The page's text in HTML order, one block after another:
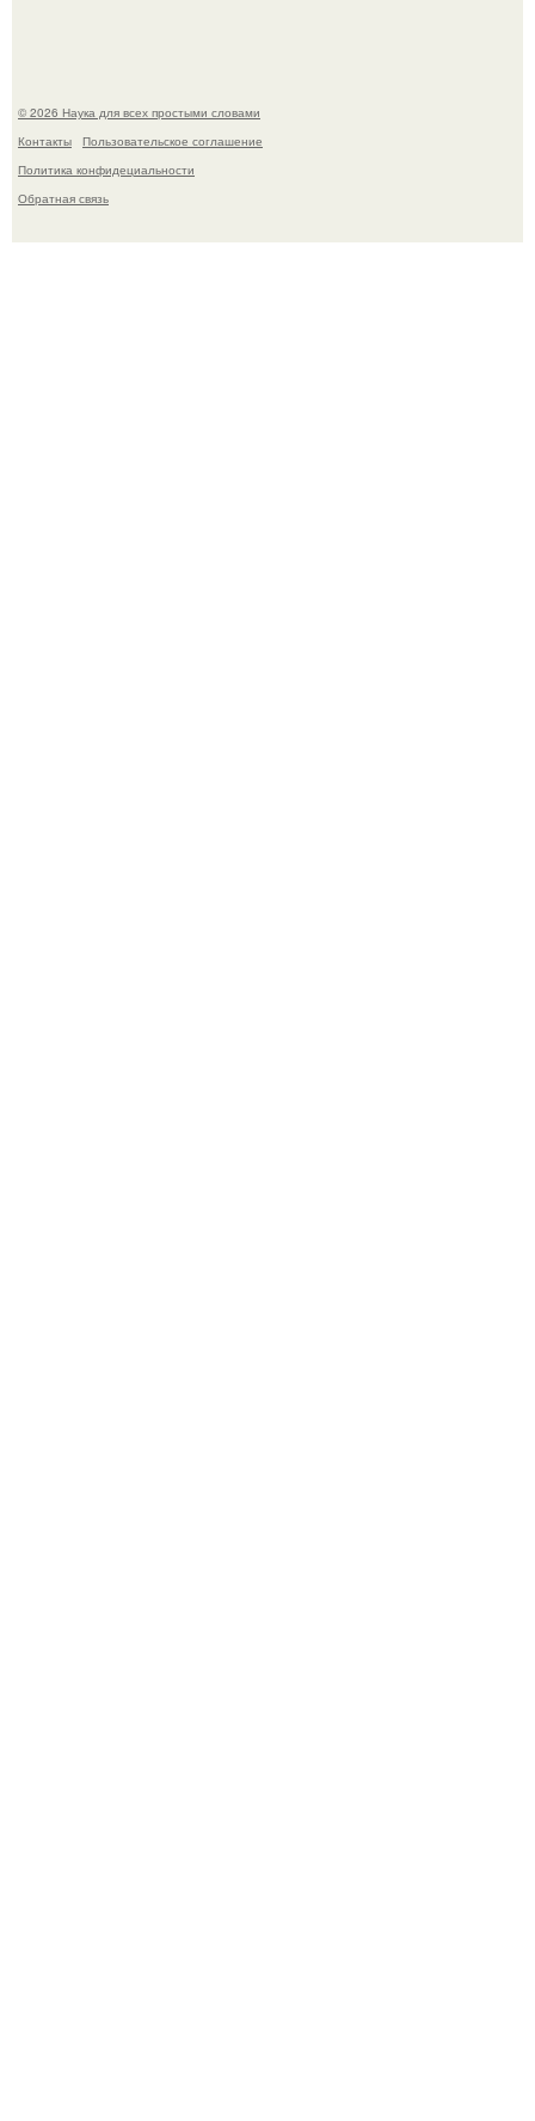
© 2026 Наука для всех простыми словами
Контакты
Пользовательское соглашение
Политика конфидециальности
Обратная связь